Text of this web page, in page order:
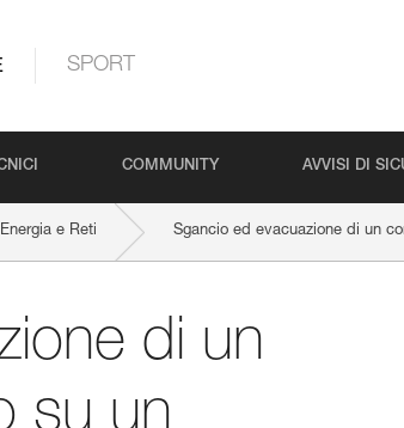
SPORT
COMMUNITY AVVISI DI
Energia e Reti Sgancio ed evacuazione di un
di un